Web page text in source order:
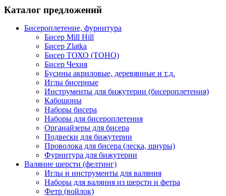
Каталог предложений
Бисероплетение, фурнитура
Бисер Mill Hill
Бисер Zlatka
Бисер ТОХО (TOHO)
Бисер Чехия
Бусины акриловые, деревянные и т.д.
Иглы бисерные
Инструменты для бижутерии (бисероплетения)
Кабошоны
Наборы бисера
Наборы для бисероплетения
Органайзеры для бисера
Подвески для бижутерии
Проволока для бисера (леска, шнуры)
Фурнитура для бижутерии
Валяние шерсти (фелтинг)
Иглы и инструменты для валяния
Наборы для валяния из шерсти и фетра
Фетр (войлок)